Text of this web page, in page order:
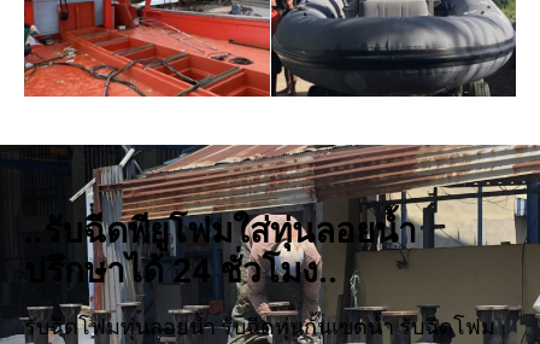
..รับฉีดพียูโฟมใส่ทุ่นลอยน้ำ
ปรึกษาได้ 24 ชั่วโมง..
รับฉีดโฟมทุ่นลอยน้ำ รับฉีดทุ่นกั้นเขตน้ำ รับฉีดโฟม